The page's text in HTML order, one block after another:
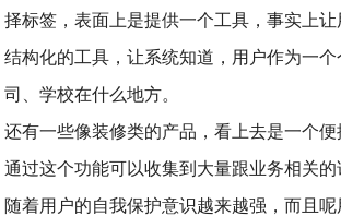
择标签，表面上是提供一个工具，事实上
结构化的工具，让系统知道，用户作为一
司、学校在什么地方。
还有一些像装修类的产品，看上去是一个
通过这个功能可以收集到大量跟业务相关的
随着用户的自我保护意识越来越强，而且呢